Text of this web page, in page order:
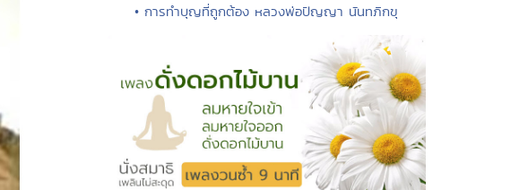
• การทำบุญที่ถูกต้อง หลวงพ่อปัญญา นันทภิกขุ